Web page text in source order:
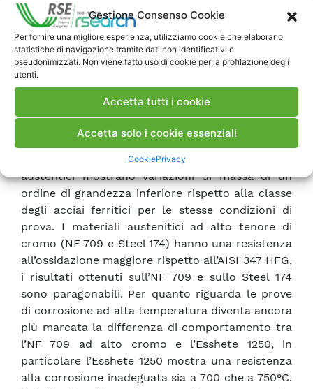
Gestione Consenso Cookie
Per fornire una migliore esperienza, utilizziamo cookie che elaborano
statistiche di navigazione tramite dati non identificativi e
pseudonimizzati. Non viene fatto uso di cookie per la profilazione degli
utenti.
Accetta tutti i cookie
Accetta solo i cookie essenziali
CookiePrivacy
stati testati nell’intervallo di temperatura
compreso tra 600 e 750°C sia per quanto
riguarda le prove di ossidazione in fluido
ultrasupercritico sia per quanto riguarda le prove
di corrosione ad alta temperatura. Nelle le prove
austenitici NF709, AISI 347 e l’acciaio Sandvick
174; per quanto riguarda le prove di corrosione
l’Esshete 1250, l’NF709 e l’AISI 347 HFG. Gli acciai
austentici mostrano variazioni di massa di un
ordine di grandezza inferiore rispetto alla classe
degli acciai ferritici per le stesse condizioni di
prova. I materiali austenitici ad alto tenore di
cromo (NF 709 e Steel 174) hanno una resistenza
all’ossidazione maggiore rispetto all’AISI 347 HFG,
i risultati ottenuti sull’NF 709 e sullo Steel 174
sono paragonabili. Per quanto riguarda le prove
di corrosione ad alta temperatura diventa ancora
più marcata la differenza di comportamento tra
l’NF 709 ad alto cromo e l’Esshete 1250, in
particolare l’Esshete 1250 mostra una resistenza
alla corrosione inadeguata sia a 700 che a 750°C.